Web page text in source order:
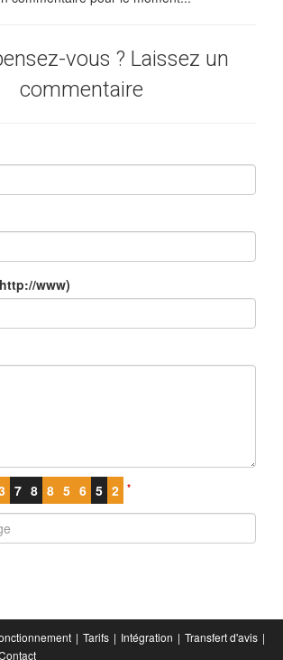
vous ? Laissez un
commentaire
www)
7 8 8 5 6 5 2 *
Tarifs Intégration
Transfert d'avis